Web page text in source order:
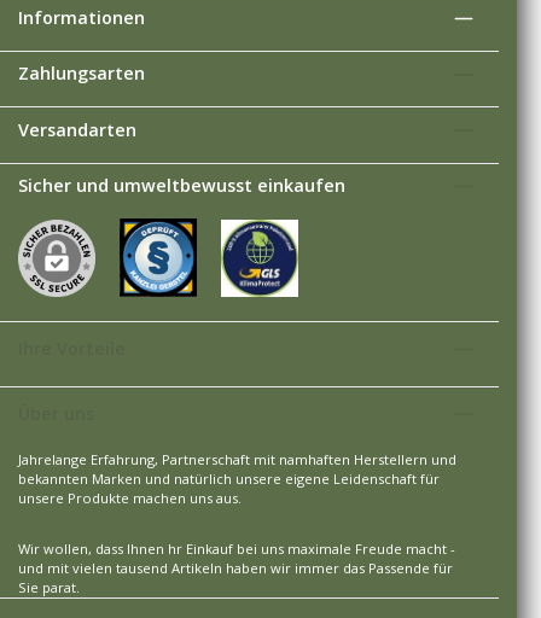
Informationen
Zahlungsarten
Versandarten
Sicher und umweltbewusst einkaufen
Jahrelange Erfahrung, Partnerschaft mit namhaften Herstellern und
bekannten Marken und natürlich unsere eigene Leidenschaft für
unsere Produkte machen uns aus.
Wir wollen, dass Ihnen hr Einkauf bei uns maximale Freude macht -
und mit vielen tausend Artikeln haben wir immer das Passende für
Sie parat.